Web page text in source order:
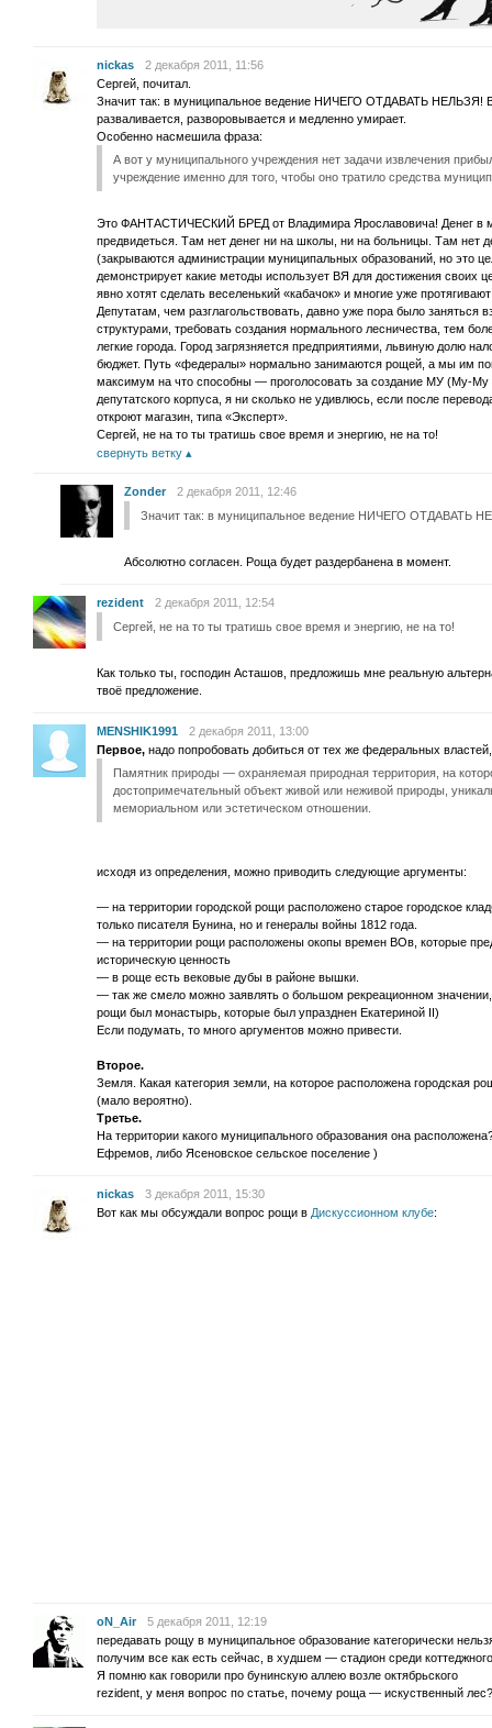
nickas
2 декабря 2011, 11:56
Сергей, почитал.
Значит так: в муниципальное ведение НИЧЕГО ОТДАВАТЬ НЕЛЬЗЯ!
разваливается, разворовывается и медленно умирает.
Особенно насмешила фраза:
А вот у муниципального учреждения нет задачи извлечения
учреждение именно для того, чтобы оно тратило средства
Это ФАНТАСТИЧЕСКИЙ БРЕД от Владимира Ярославовича! Денег в
предвидеться. Там нет денег ни на школы, ни на больницы. Там нет
(закрываются администрации муниципальных образований, но это
демонстрирует какие методы использует ВЯ для достижения
явно хотят сделать веселенький «кабачок» и многие уже
Депутатам, чем разглагольствовать, давно уже пора было
структурами, требовать создания нормального лесничества, тем
легкие города. Город загрязняется предприятиями, львиную долю
бюджет. Путь «федералы» нормально занимаются рощей, а мы им
максимум на что способны — проголосовать за создание МУ (Му-Му
депутатского корпуса, я ни сколько не удивлюсь, если после
откроют магазин, типа «Эксперт».
Сергей, не на то ты тратишь свое время и энергию, не на то!
свернуть ветку
Zonder
2 декабря 2011, 12:46
Значит так: в муниципальное ведение НИЧЕГО ОТДАВАТЬ
Абсолютно согласен. Роща будет раздербанена в момент.
rezident
2 декабря 2011, 12:54
Сергей, не на то ты тратишь свое время и энергию, не на то!
Как только ты, господин Асташов, предложишь мне реальную
твоё предложение.
MENSHIK1991
2 декабря 2011, 13:00
Первое, надо попробовать добиться от тех же федеральных
Памятник природы — охраняемая природная территория, на
достопримечательный объект живой или неживой природы,
мемориальном или эстетическом отношении.
исходя из определения, можно приводить следующие аргументы:
— на территории городской рощи расположено старое городское
только писателя Бунина, но и генералы войны 1812 года.
— на территории рощи расположены окопы времен ВОв, которые
историческую ценность
— в роще есть вековые дубы в районе вышки.
— так же смело можно заявлять о большом рекреационном
рощи был монастырь, которые был упразднен Екатериной II)
Если подумать, то много аргументов можно привести.
Второе.
Земля. Какая категория земли, на которое расположена городская
(мало вероятно).
Третье.
На территории какого муниципального образования она
Ефремов, либо Ясеновское сельское поселение )
nickas
3 декабря 2011, 15:30
Вот как мы обсуждали вопрос рощи в Дискуссионном клубе:
oN_Air
5 декабря 2011, 12:19
передавать рощу в муниципальное образование категорически
получим все как есть сейчас, в худшем — стадион среди
Я помню как говорили про бунинскую аллею возле октябрьского
rezident, у меня вопрос по статье, почему роща — искуственный лес?